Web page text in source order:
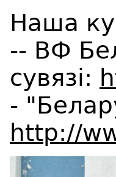
Наша
-- ВФ
сувязі:
-
http://